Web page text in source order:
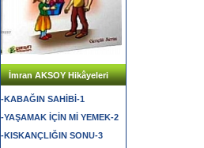
İmran AKSOY Hikâyeleri
-KABAĞIN SAHİBİ-1
-YAŞAMAK İÇİN Mİ YEMEK-2
-KISKANÇLIĞIN SONU-3